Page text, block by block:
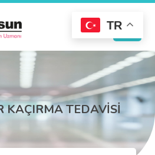
KAÇIRMA TEDAVİSİ
TR